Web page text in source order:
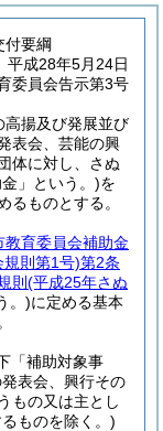
付要綱
平成28年5月24日
委員会告示第3号
高揚及び発展並び
表会、芸能の興
体に対し、さぬ
」という。)を
るものとする。
教育委員会補助金
則第1号)第2条
則 (平成25年さぬ
。)に定める基本
「補助対象事
表会、興行その
もの又は主とし
ものを除く。)